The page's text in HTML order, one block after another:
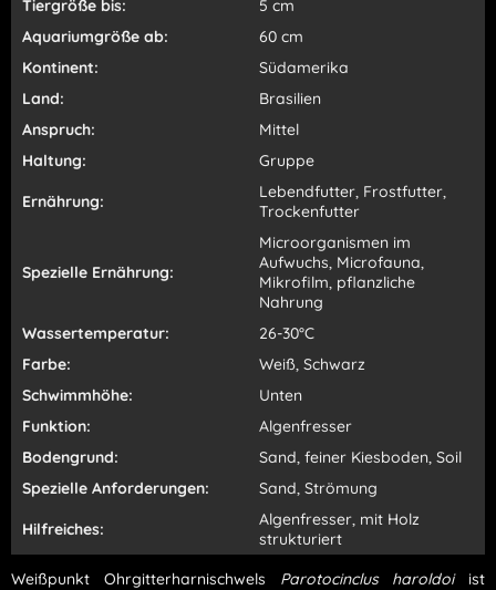
Tiergröße bis:
5 cm
Aquariumgröße ab:
60 cm
Kontinent:
Südamerika
Land:
Brasilien
Anspruch:
Mittel
Haltung:
Gruppe
Ernährung:
Lebendfutter, Frostfutter,
Trockenfutter
Spezielle Ernährung:
Microorganismen im
Aufwuchs, Microfauna,
Mikrofilm, pflanzliche
Nahrung
Wassertemperatur:
26-30°C
Farbe:
Weiß, Schwarz
Schwimmhöhe:
Unten
Funktion:
Algenfresser
Bodengrund:
Sand, feiner Kiesboden, Soil
Spezielle Anforderungen:
Sand, Strömung
Hilfreiches:
Algenfresser, mit Holz
strukturiert
Weißpunkt Ohrgitterharnischwels Parotocinclus haroldoiist